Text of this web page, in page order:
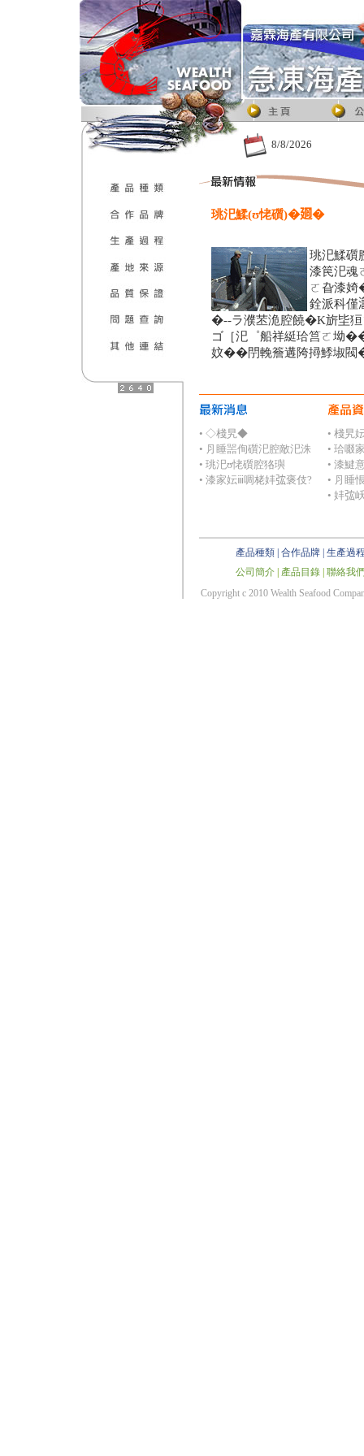
8/8/2026
珧汜鰇(ʊ恅礩)�𢌡�
珧汜鰇礩
漆笢汜魂
ㄛ旮漆
銓派科僅
�--ラ濮苤洈腔饒�K旂坒狟
ゴ［汜゜船祥綎珨筥ㄛ坳
妏��閅輓簷遘陓撏鯚埱閥
• ◇棧旯◆
• ⺼睡噐侚礩汜腔敵汜洙
• 珧汜ʊ恅礩腔狢璵
• 漆家妘ⅲ啁栳妦𢏐褒伎?
• 棧旯
• 珨啜
• 漆
• ⺼睡
• 妦𢏐
產品種類 合作品牌 生產過
公司簡介
產品目錄 聯絡我
Copyright c 2010 Wealth Seafood